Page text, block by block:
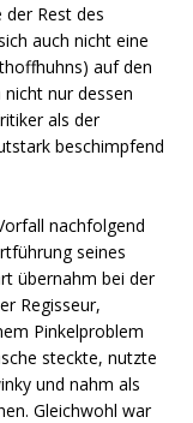
Rest des
auch nicht eine
auf den
nur dessen
als der
beschimpfend
nachfolgend
seines
übernahm bei der
Regisseur,
Pinkelproblem
steckte, nutzte
und nahm als
Gleichwohl war